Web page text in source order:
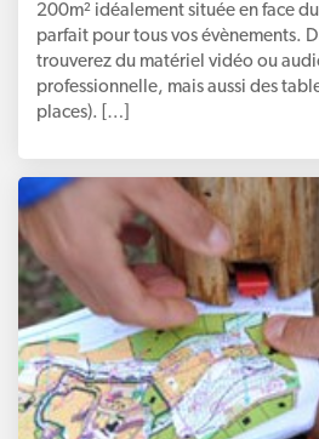
200m² idéalement située en face
parfait pour tous vos évènements.
trouverez du matériel vidéo ou
professionnelle, mais aussi des
places). […]